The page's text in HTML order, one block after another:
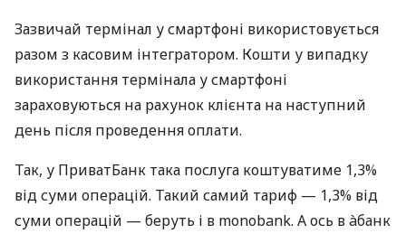
Зазвичай термінал у смартфоні використовується
разом з касовим інтегратором. Кошти у випадку
використання термінала у смартфоні
зараховуються на рахунок клієнта на наступний
день після проведення оплати.
Так, у ПриватБанк така послуга коштуватиме 1,3%
від суми операцій. Такий самий тариф — 1,3% від
суми операцій — беруть і в monobank. А ось в àбанк